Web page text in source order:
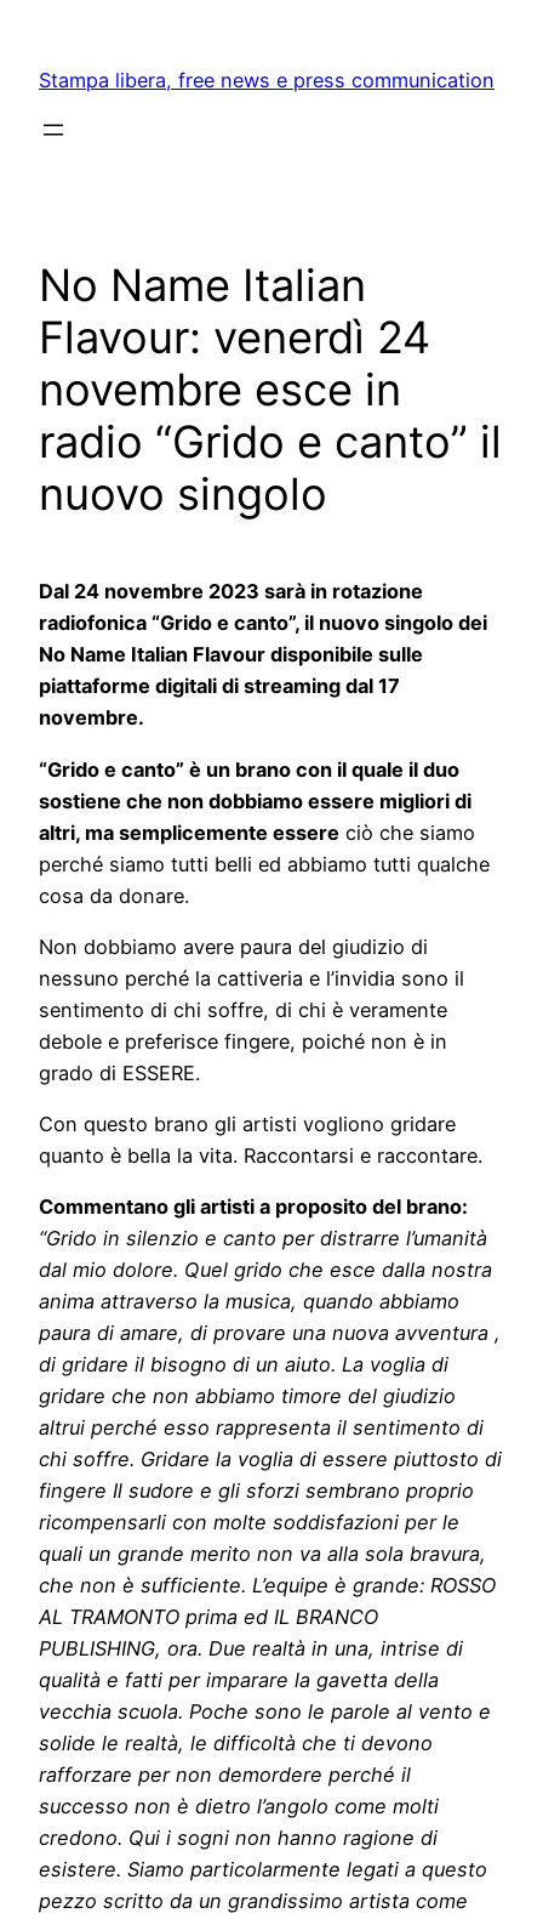
content
Stampa libera, free news e press communication
No Name Italian
Flavour: venerdì 24
novembre esce in
radio “Grido e canto” il
nuovo singolo
Dal 24 novembre 2023 sarà in rotazione
radiofonica “Grido e canto”, il nuovo singolo dei
No Name Italian Flavour disponibile sulle
piattaforme digitali di streaming dal 17
novembre.
“Grido e canto” è un brano con il quale il duo
sostiene che non dobbiamo essere migliori di
altri, ma semplicemente essere ciò che siamo
perché siamo tutti belli ed abbiamo tutti qualche
cosa da donare.
Non dobbiamo avere paura del giudizio di
nessuno perché la cattiveria e l’invidia sono il
sentimento di chi soffre, di chi è veramente
debole e preferisce fingere, poiché non è in
grado di ESSERE.
Con questo brano gli artisti vogliono gridare
quanto è bella la vita. Raccontarsi e raccontare.
Commentano gli artisti a proposito del brano:
“Grido in silenzio e canto per distrarre l’umanità
dal mio dolore. Quel grido che esce dalla nostra
anima attraverso la musica, quando abbiamo
paura di amare, di provare una nuova avventura ,
di gridare il bisogno di un aiuto. La voglia di
gridare che non abbiamo timore del giudizio
altrui perché esso rappresenta il sentimento di
chi soffre. Gridare la voglia di essere piuttosto di
fingere Il sudore e gli sforzi sembrano proprio
ricompensarli con molte soddisfazioni per le
quali un grande merito non va alla sola bravura,
che non è sufficiente. L’equipe è grande: ROSSO
AL TRAMONTO prima ed IL BRANCO
PUBLISHING, ora. Due realtà in una, intrise di
qualità e fatti per imparare la gavetta della
vecchia scuola. Poche sono le parole al vento e
solide le realtà, le difficoltà che ti devono
rafforzare per non demordere perché il
successo non è dietro l’angolo come molti
credono. Qui i sogni non hanno ragione di
esistere. Siamo particolarmente legati a questo
pezzo scritto da un grandissimo artista come